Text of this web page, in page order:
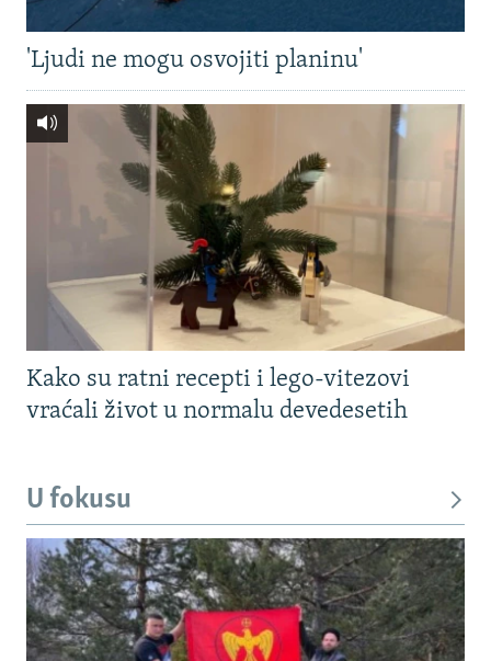
'Ljudi ne mogu osvojiti planinu'
Kako su ratni recepti i lego-vitezovi
vraćali život u normalu devedesetih
U fokusu